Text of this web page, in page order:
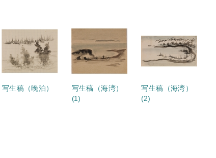
写生稿（晚泊）
写生稿（海湾）
(1)
写生稿（海湾）
(2)